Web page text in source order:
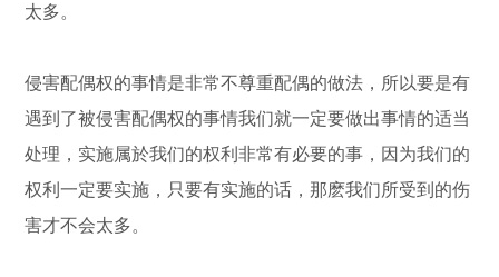
太多。
侵害配偶权的事情是非常不尊重配偶的做法，所以要是有
遇到了被侵害配偶权的事情我们就一定要做出事情的适当
处理，实施属於我们的权利非常有必要的事，因为我们的
权利一定要实施，只要有实施的话，那麽我们所受到的伤
害才不会太多。